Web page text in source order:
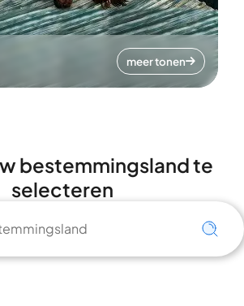
meer tonen
bestemmingsland te
selecteren